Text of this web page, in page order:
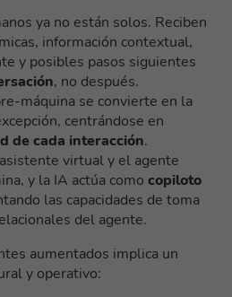
ya no están solos. Reciben
información contextual,
y posibles pasos siguientes
, no después.
máquina se convierte en la
centrándose en
de cada interacción.
virtual y el agente
y la IA actúa como copiloto
las capacidades de toma
del agente.
aumentados implica un
y operativo: